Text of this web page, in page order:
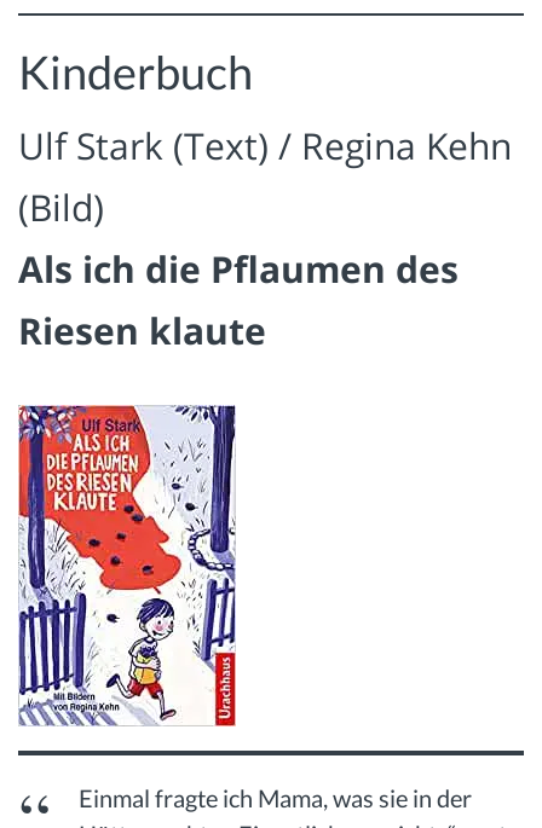
Kinderbuch
Ulf Stark (Text) / Regina Kehn
(Bild)
Als ich die Pflaumen des
Riesen klaute
Einmal fragte ich Mama, was sie in der